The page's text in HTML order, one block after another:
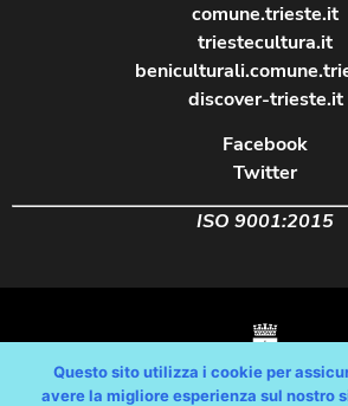
comune.trieste.it
triestecultura.it
discover-trieste.it
Facebook
Twitter
ISO 9001:2015
Questo sito utilizza i cookie per
avere la migliore esperienza sul nostro